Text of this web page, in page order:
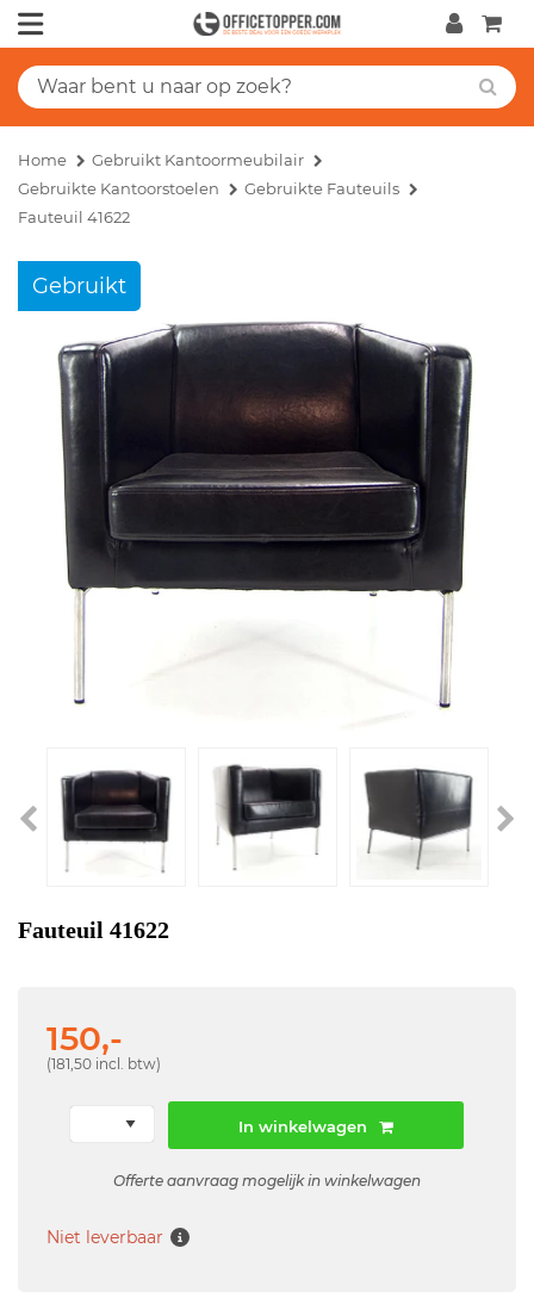
Home
Gebruikt Kantoormeubilair
Gebruikte Kantoorstoelen
Gebruikte Fauteuils
Fauteuil 41622
Gebruikt
Fauteuil 41622
150,-
(181,50 incl. btw)
In winkelwagen
Offerte aanvraag mogelijk in winkelwagen
Niet leverbaar